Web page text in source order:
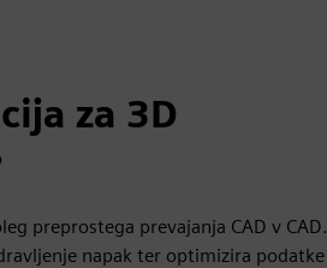
za 3D
preprostega prevajanja CAD v CAD.
napak ter optimizira podatke